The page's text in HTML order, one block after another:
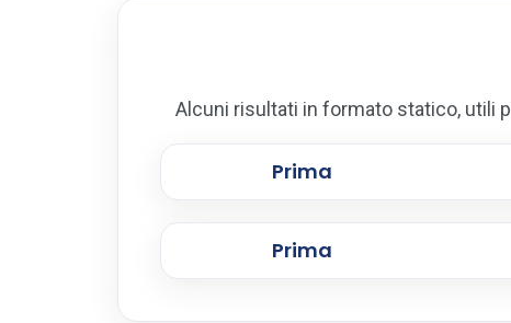
Alcuni risultati in formato statico, utili
Prima
Prima